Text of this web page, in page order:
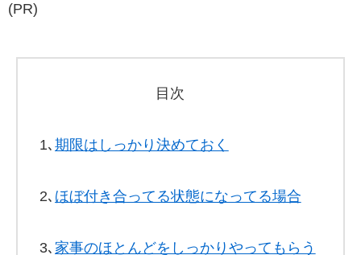
(PR)
目次
1､ 期限はしっかり決めておく
2､ ほぼ付き合ってる状態になってる場合
3､ 家事のほとんどをしっかりやってもらう